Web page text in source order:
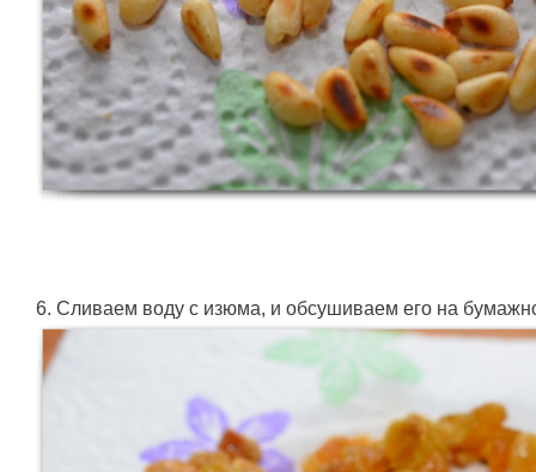
6. Сливаем воду с изюма, и обсушиваем его на